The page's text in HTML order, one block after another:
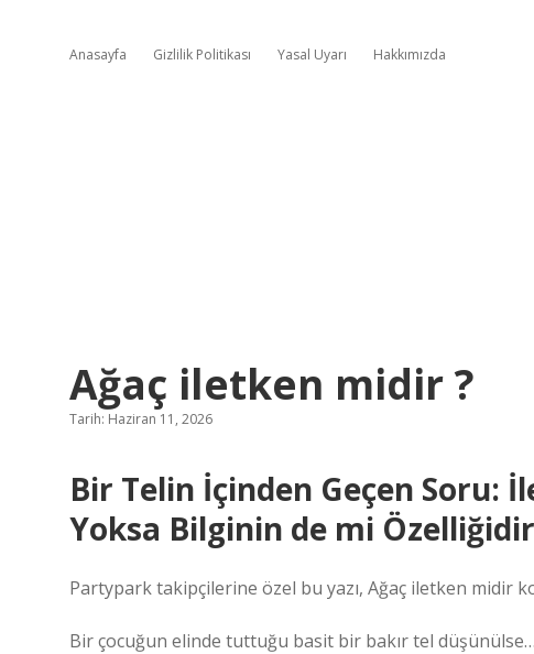
Anasayfa Gizlilik Politikası Yasal Uyarı Hakkımızda
Ağaç iletken midir ?
Tarih: Haziran 11, 2026
Bir Telin İçinden Geçen Soru:
Yoksa Bilginin de mi
Partypark takipçilerine özel bu yazı, Ağaç iletken midir
Bir çocuğun elinde tuttuğu basit bir bakır tel